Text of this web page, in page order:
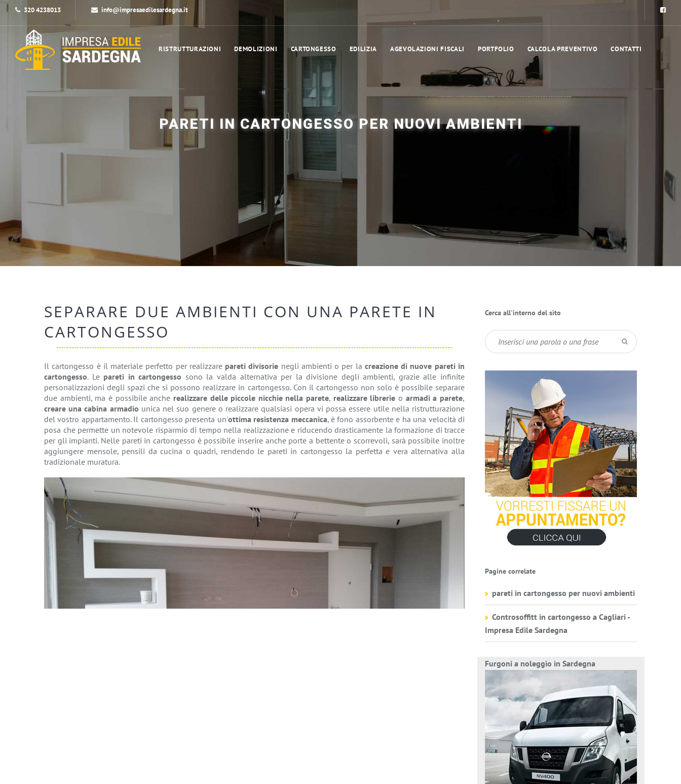
320 4238013 info@impresaedilesardegna.it
RISTRUTTURAZIONI DEMOLIZIONI CARTONGESSO EDILIZIA AGEVOLAZIONI FISCALI PORTFOLIO CALCOLA PREVENTIVO CONTATTI
PARETI IN CARTONGESSO PER NUOVI AMBIENTI
SEPARARE DUE AMBIENTI CON UNA PARETE IN
CARTONGESSO
Il cartongesso è il materiale perfetto per realizzare pareti divisorie negli ambienti o per la creazione di nuove pareti in
cartongesso. Le pareti in cartongesso sono la valda alternativa per la divisione degli ambienti, grazie alle infinite
personalizzazioni degli spazi che si possono realizzare in cartongesso. Con il cartongesso non solo è possibile separare
due ambienti, ma è possibile anche realizzare delle piccole nicchie nella parete, realizzare librerie o armadi a parete,
creare una cabina armadio unica nel suo genere o realizzare qualsiasi opera vi possa essere utile nella ristrutturazione
del vostro appartamento. Il cartongesso presenta un'ottima resistenza meccanica, è fono assorbente e ha una velocità di
posa che permette un notevole risparmio di tempo nella realizzazione e riducendo drasticamente la formazione di tracce
per gli impianti. Nelle pareti in cartongesso è possibile inserire anche porte a bettente o scorrevoli, sarà possibile inoltre
aggiungere mensole, pensili da cucina o quadri, rendendo le pareti in cartongesso la perfetta e vera alternativa alla
tradizionale muratura.
Cerca all'interno del sito
Pagine correlate
pareti in cartongesso per nuovi ambienti
Controsoffitt in cartongesso a Cagliari -
Impresa Edile Sardegna
Furgoni a noleggio in Sardegna